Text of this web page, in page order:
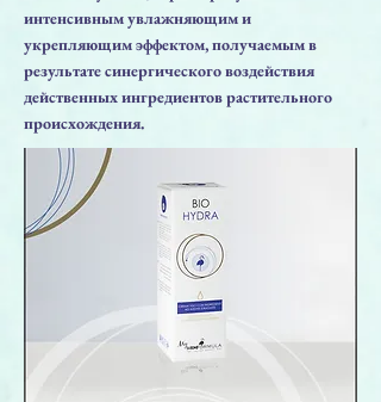
интенсивным увлажняющим и
укрепляющим эффектом, получаемым в
результате синергического воздействия
действенных ингредиентов растительного
происхождения.